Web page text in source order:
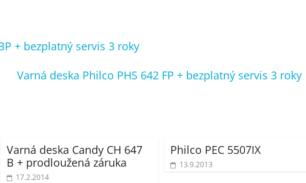
+ bezplatný servis 3 roky
Varná deska Philco PHS 642 FP + bezplatný servis 3 roky
Varná deska Candy CH 647
B + prodloužená záruka
17.2.2014
Philco PEC 5507IX
13.9.2013